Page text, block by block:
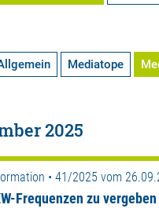
Mediatope
2025
• 41/2025 vom
Frequenzen zu vergeben